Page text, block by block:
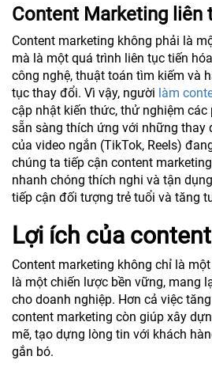
Content Marketing liên
Content marketing không phải là
mà là một quá trình liên tục tiến
công nghệ, thuật toán tìm kiếm và
tục thay đổi. Vì vậy, người làm
cập nhật kiến thức, thử nghiệm
sẵn sàng thích ứng với những thay
của video ngắn (TikTok, Reels)
chúng ta tiếp cận content
nhanh chóng thích nghi và tận
tiếp cận đối tượng trẻ tuổi và tăng
Lợi ích của
Content marketing không chỉ là
là một chiến lược bền vững, mang
cho doanh nghiệp. Hơn cả việc
content marketing còn giúp xây
mẽ, tạo dựng lòng tin với khách
gắn bó.